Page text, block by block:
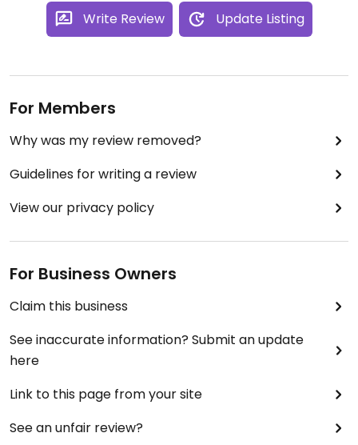
Write Review Update Listing
For Members
Why was my review removed?
Guidelines for writing a review
View our privacy policy
For Business Owners
Claim this business
See inaccurate information? Submit an update
here
Link to this page from your site
See an unfair review?